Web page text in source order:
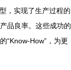
，实现了生产过程的
品良率。这些成功的
“Know-How”，为更